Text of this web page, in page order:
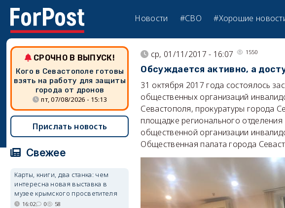
Новости #СВО #Хорошие
ср, 01/11/2017 - 16:07 1550
Обсуждается активно, а
31 октября 2017 года состоялось
общественных организаций
Севастополя, прокуратуры города
площадке регионального
общественной организации
Общественная палата города
СРОЧНО В ВЫПУСК!
Кого в Севастополе готовы
взять на работу для защиты
города от дронов
пт, 07/08/2026 - 15:13
Прислать новость
Свежее
Карты, книги, два станка: чем
интересна новая выставка в
музее крымского просветителя
16:02 0 58